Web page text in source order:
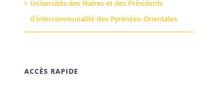
Universités des Maires et des Présidents
d’intercommunalité des Pyrénées-Orientales
ACCÈS RAPIDE